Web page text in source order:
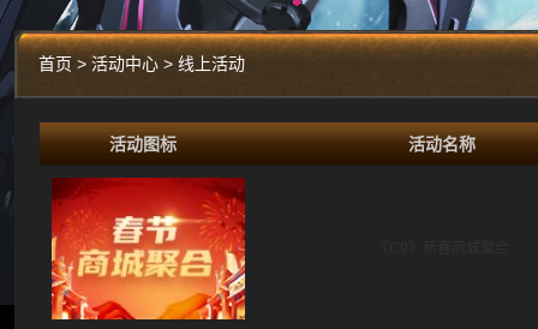
首页 > 活动中心 > 线上活动
活动图标 活动名称